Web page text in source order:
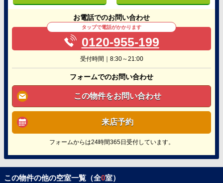
お電話でのお問い合わせ
タップで電話がかかります
0120-955-199
受付時間｜8:30～21:00
フォームでのお問い合わせ
この物件をお問い合わせ
来店予約
フォームからは24時間365日受付しています。
この物件の他の空室一覧（全0室）